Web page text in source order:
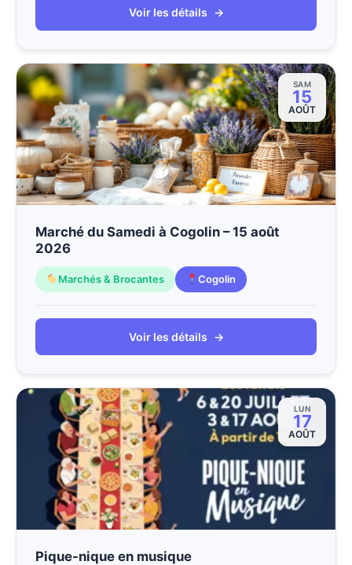
Voir les détails →
SAM
15
AOÛT
Marché du Samedi à Cogolin – 15 août
2026
Marchés & Brocantes Cogolin
Voir les détails →
LUN
17
AOÛT
Pique-nique en musique